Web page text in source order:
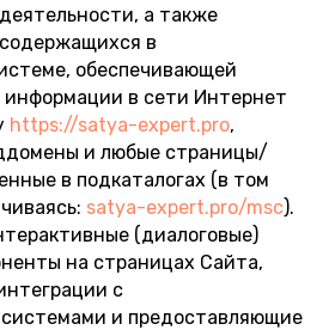
а также
в
обеспечивающей
информации в сети Интернет
https://satya-expert.pro,
и любые страницы/
в подкаталогах (в том
satya-expert.pro/msc).
(диалоговые)
на страницах Сайта,
с
и предоставляющие